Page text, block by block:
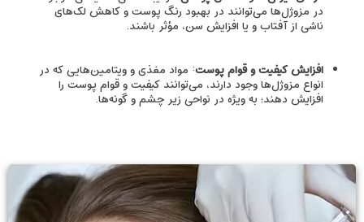
در مزوژل‌ها می‌توانند در بهبود رنگ پوست و کاهش لک‌های
ناشی از آفتاب و یا افزایش سن، مؤثر باشند.
افزایش کیفیت و قوام پوست: مواد مغذی و ویتامین‌هایی که در
انواع مزوژل‌ها وجود دارند، می‌توانند کیفیت و قوام پوست را
افزایش دهند؛ به ویژه در نواحی زیر چشم و گونه‌ها.